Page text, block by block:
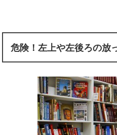
危険！左上や左後ろの放